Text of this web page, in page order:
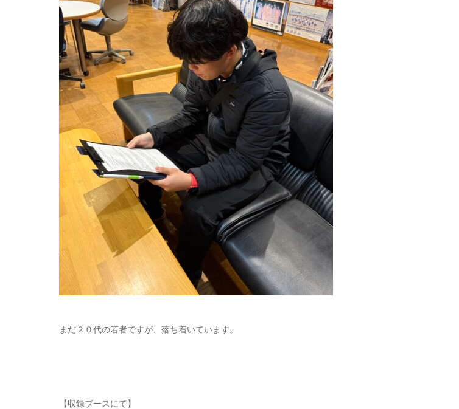
まだ２０代の若者ですが、落ち着いています。
【収録ブースにて】